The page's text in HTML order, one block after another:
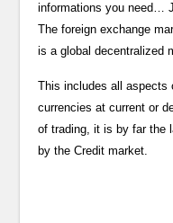
informations you need…
The foreign exchange
is a global decentralized
This includes all aspects
currencies at current or
of trading, it is by far the
by the Credit market.